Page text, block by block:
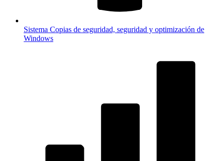
Sistema Copias de seguridad, seguridad y optimización de
Windows